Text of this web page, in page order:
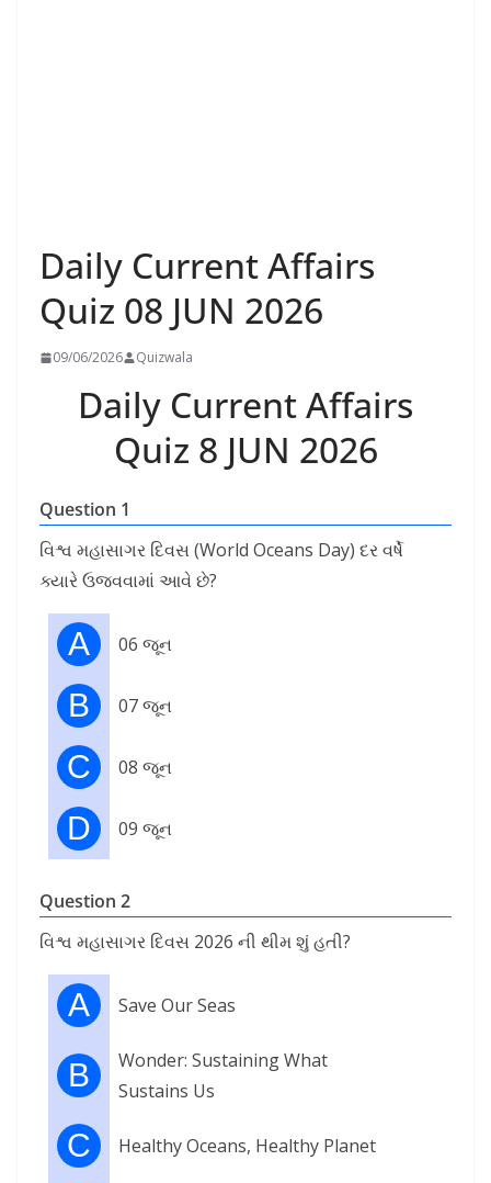
Daily Current Affairs
Quiz 08 JUN 2026
09/06/2026 Quizwala
Daily Current Affairs
Quiz 8 JUN 2026
Question 1
વિશ્વ મહાસાગર દિવસ (World Oceans Day) દર વર્ષે
ક્યારે ઉજવવામાં આવે છે?
A 06 જૂન
B 07 જૂન
C 08 જૂન
D 09 જૂન
Question 2
વિશ્વ મહાસાગર દિવસ 2026 ની થીમ શું હતી?
A Save Our Seas
B
Wonder: Sustaining What
Sustains Us
C Healthy Oceans, Healthy Planet